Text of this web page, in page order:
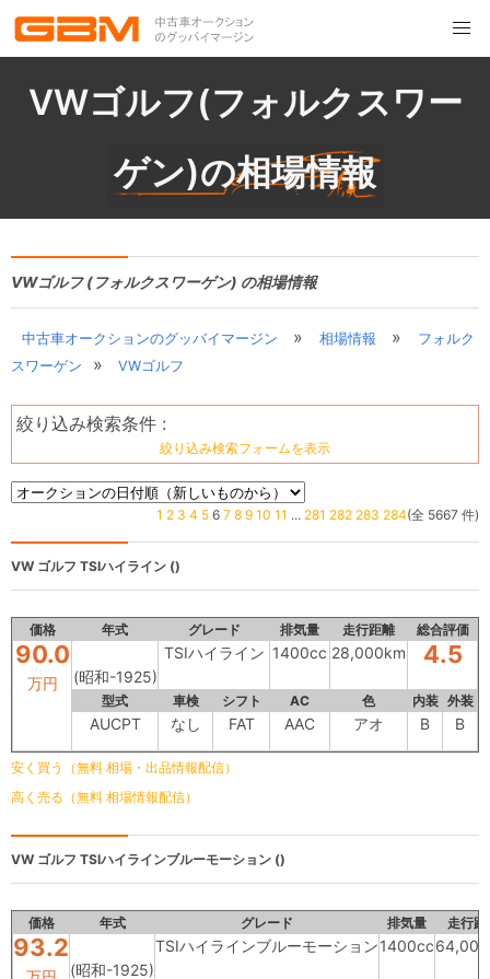
VWゴルフ(フォルクスワー
ゲン)の相場情報
VWゴルフ (フォルクスワーゲン) の相場情報
中古車オークションのグッバイマージン » 相場情報 »
フォルク
スワーゲン
» VWゴルフ
絞り込み検索条件 :
絞り込み検索フォームを表示
1 2 3 4 5 6 7 8 9 10 11 ... 281 282 283 284(全 5667 件)
VW ゴルフ TSIハイライン ()
価格 年式 グレード 排気量 走行距離 総合評価
90.0
万円 (昭和-1925)
TSIハイライン 1400cc 28,000km 4.5
型式 車検 シフト AC 色 内装 外装
AUCPT なし FAT AAC アオ B B
安く買う（無料 相場・出品情報配信）
高く売る（無料 相場情報配信）
VW ゴルフ TSIハイラインブルーモーション ()
価格 年式 グレード 排気量 走行距
93.2
(昭和-1925)
TSIハイラインブルーモーション1400cc